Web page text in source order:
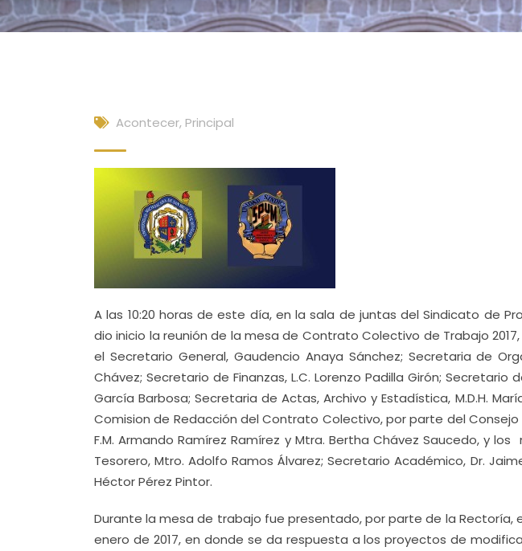
Acontecer, Principal
A las 10:20 horas de este día, en la sala de juntas del Sindicato de
dio inicio la reunión de la mesa de Contrato Colectivo de Trabajo
el Secretario General, Gaudencio Anaya Sánchez; Secretaria de
Chávez; Secretario de Finanzas, L.C. Lorenzo Padilla Girón; Secretario
García Barbosa; Secretaria de Actas, Archivo y Estadística, M.D.H.
Comision de Redacción del Contrato Colectivo, por parte del Consejo
F.M. Armando Ramírez Ramírez y Mtra. Bertha Chávez Saucedo, y
Tesorero, Mtro. Adolfo Ramos Álvarez; Secretario Académico, Dr.
Héctor Pérez Pintor.
Durante la mesa de trabajo fue presentado, por parte de la Rectoría,
enero de 2017, en donde se da respuesta a los proyectos de